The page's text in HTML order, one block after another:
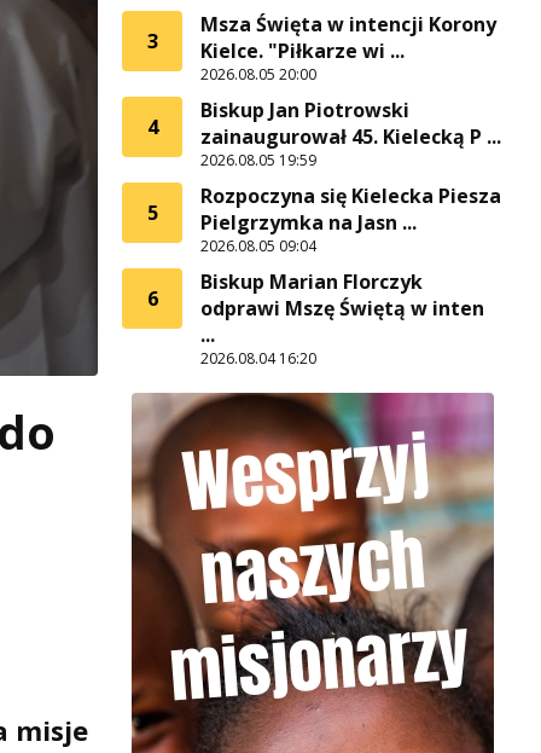
misje
3
Msza Święta w intencji Korony
Kielce. "Piłkarze wi ...
2026.08.05 20:00
4
Biskup Jan Piotrowski
zainaugurował 45. Kielecką P ...
2026.08.05 19:59
5
Rozpoczyna się Kielecka Piesza
Pielgrzymka na Jasn ...
2026.08.05 09:04
6
Biskup Marian Florczyk
odprawi Mszę Świętą w inten
...
2026.08.04 16:20